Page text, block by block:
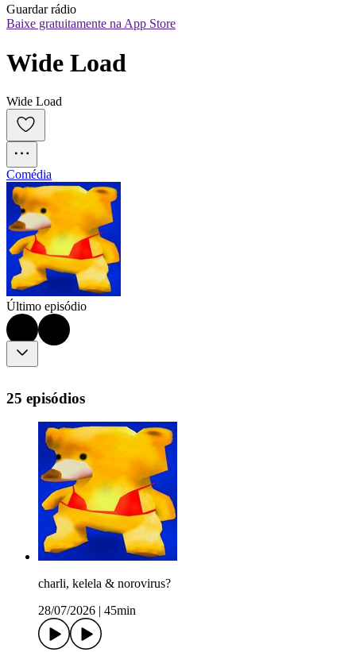
Guardar rádio
Baixe gratuitamente na App Store
Wide Load
Wide Load
Comédia
Último episódio
25 episódios
charli, kelela & norovirus?
28/07/2026
45min